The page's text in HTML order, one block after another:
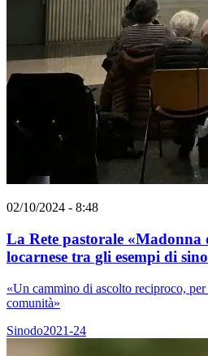
02/10/2024 - 8:48
La Rete pastorale «Madonna
locarnese tra gli esempi di
«Un cammino di ascolto reciproco,
comunità»
Sinodo2021-24